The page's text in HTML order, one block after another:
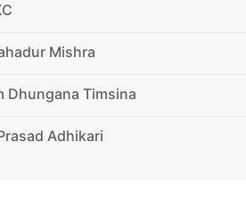
Mishra
Dhungana Timsina
Adhikari